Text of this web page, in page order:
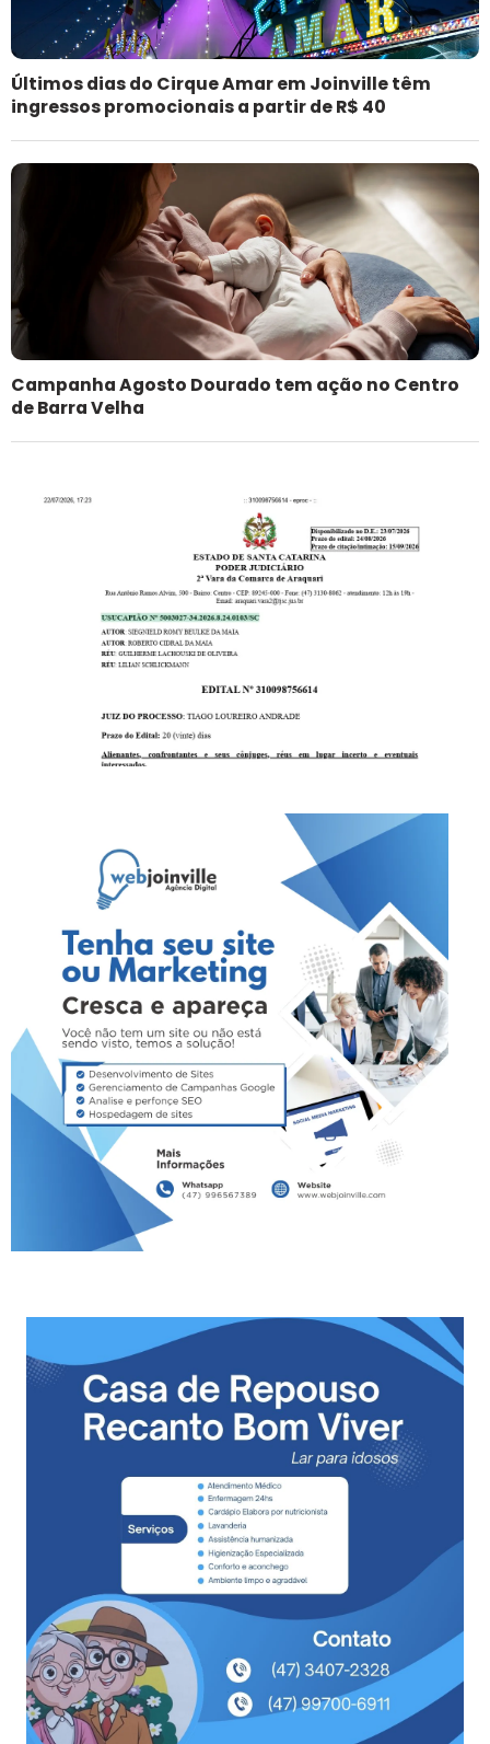
Últimos dias do Cirque Amar em Joinville têm
ingressos promocionais a partir de R$ 40
Campanha Agosto Dourado tem ação no Centro
de Barra Velha